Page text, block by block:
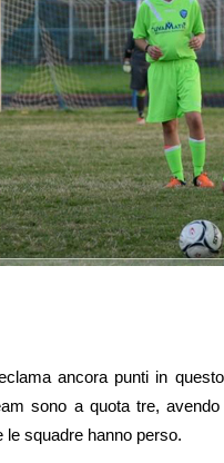
ancora punti in
sono a quota tre,
le squadre hanno perso.